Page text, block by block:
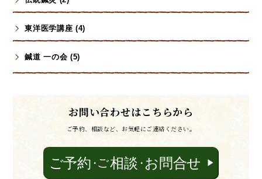
東洋医学講座 (4)
鍼道 一の会 (5)
お問い合わせはこちらから
ご予約、相談など、お気軽にご連絡ください。